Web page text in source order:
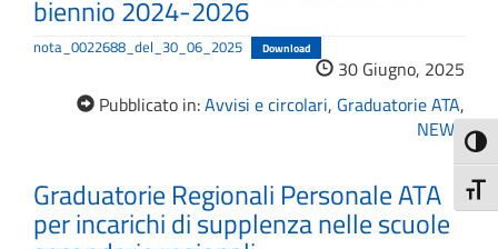
biennio 2024-2026
nota_0022688_del_30_06_2025 Download
30 Giugno, 2025
Pubblicato in:Avvisi e circolari, Graduatorie ATA,
NEWS
Graduatorie Regionali Personale ATA
per incarichi di supplenza nelle scuole